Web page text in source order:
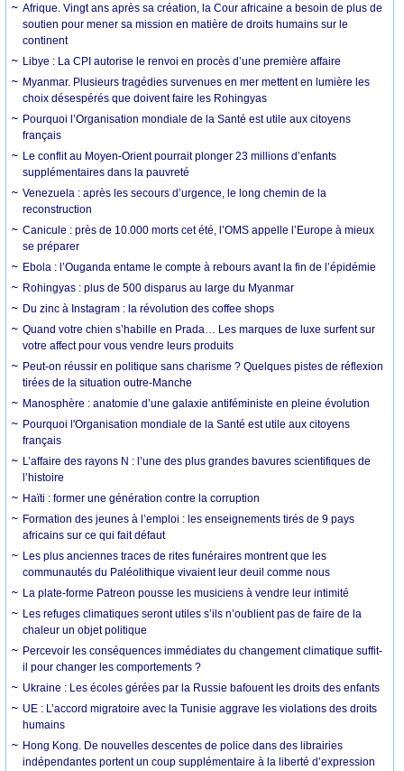
Afrique. Vingt ans après sa création, la Cour africaine a besoin de plus de
soutien pour mener sa mission en matière de droits humains sur le
continent
Libye : La CPI autorise le renvoi en procès d’une première affaire
Myanmar. Plusieurs tragédies survenues en mer mettent en lumière les
choix désespérés que doivent faire les Rohingyas
Pourquoi l’Organisation mondiale de la Santé est utile aux citoyens
français
Le conflit au Moyen-Orient pourrait plonger 23 millions d’enfants
supplémentaires dans la pauvreté
Venezuela : après les secours d’urgence, le long chemin de la
reconstruction
Canicule : près de 10.000 morts cet été, l’OMS appelle l’Europe à mieux
se préparer
Ebola : l’Ouganda entame le compte à rebours avant la fin de l’épidémie
Rohingyas : plus de 500 disparus au large du Myanmar
Du zinc à Instagram : la révolution des coffee shops
Quand votre chien s’habille en Prada… Les marques de luxe surfent sur
votre affect pour vous vendre leurs produits
Peut-on réussir en politique sans charisme ? Quelques pistes de réflexion
tirées de la situation outre-Manche
Manosphère : anatomie d’une galaxie antiféministe en pleine évolution
Pourquoi l'Organisation mondiale de la Santé est utile aux citoyens
français
L’affaire des rayons N : l’une des plus grandes bavures scientifiques de
l’histoire
Haïti : former une génération contre la corruption
Formation des jeunes à l’emploi : les enseignements tirés de 9 pays
africains sur ce qui fait défaut
Les plus anciennes traces de rites funéraires montrent que les
communautés du Paléolithique vivaient leur deuil comme nous
La plate-forme Patreon pousse les musiciens à vendre leur intimité
Les refuges climatiques seront utiles s’ils n’oublient pas de faire de la
chaleur un objet politique
Percevoir les conséquences immédiates du changement climatique suffit-
il pour changer les comportements ?
Ukraine : Les écoles gérées par la Russie bafouent les droits des enfants
UE : L’accord migratoire avec la Tunisie aggrave les violations des droits
humains
Hong Kong. De nouvelles descentes de police dans des librairies
indépendantes portent un coup supplémentaire à la liberté d’expression